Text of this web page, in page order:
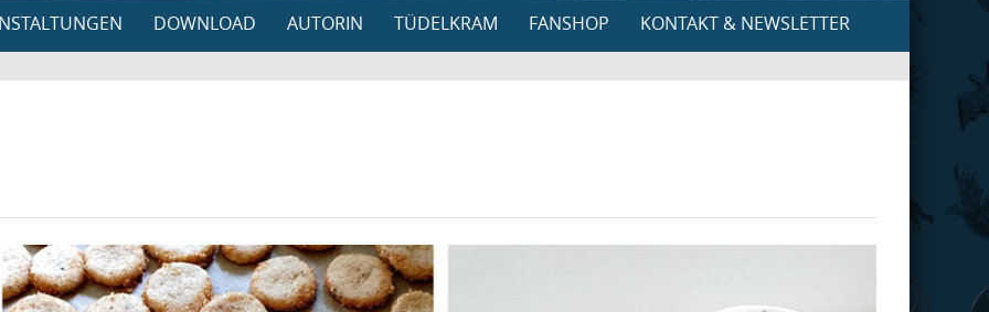
DOWNLOAD AUTORIN TÜDELKRAM FANSHOP KONTAKT & NEWSLETTER